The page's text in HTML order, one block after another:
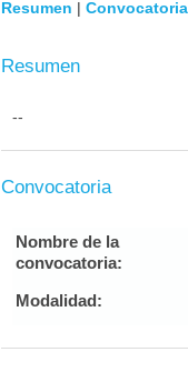
Resumen | Convocatoria
Resumen
--
Convocatoria
Nombre de la
convocatoria:
Modalidad: